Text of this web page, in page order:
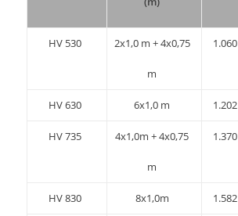
HV 530 2x1,0 m + 4x0,75
m
1.060
HV 630 6x1,0 m 1.202
HV 735 4x1,0m + 4x0,75
m
1.370
HV 830 8x1,0m 1.582